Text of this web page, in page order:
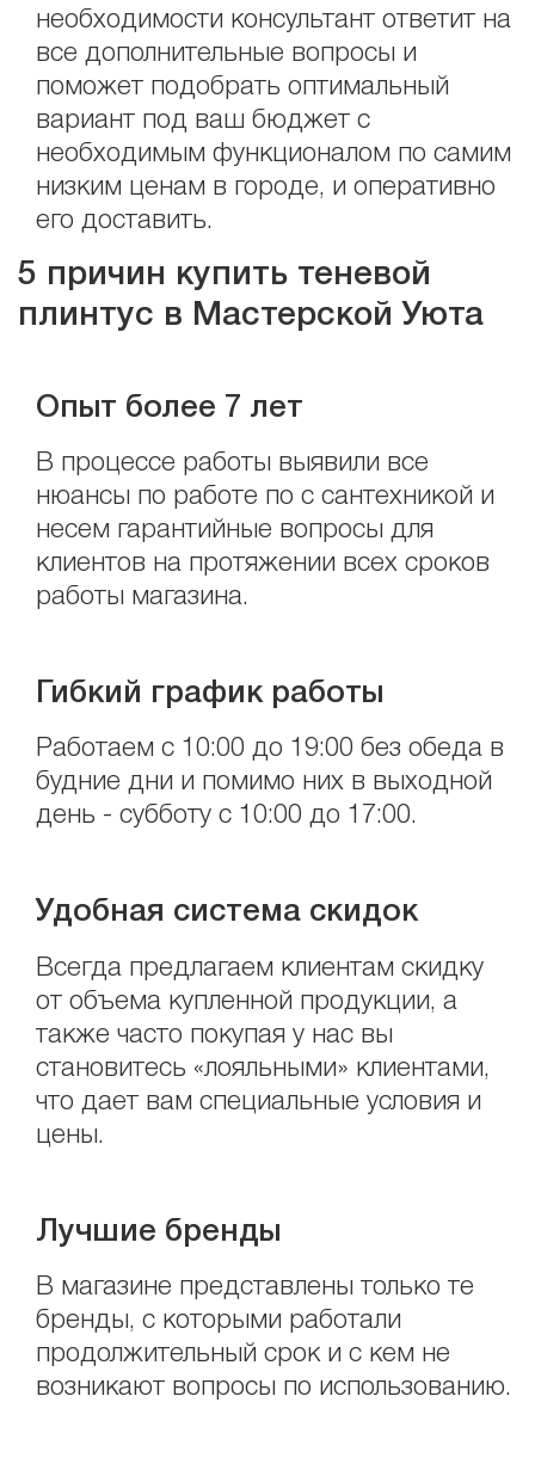
необходимости консультант ответит на
все дополнительные вопросы и
поможет подобрать оптимальный
вариант под ваш бюджет с
необходимым функционалом по самим
низким ценам в городе, и оперативно
его доставить.
5 причин купить теневой
плинтус в Мастерской Уюта
Опыт более 7 лет
В процессе работы выявили все
нюансы по работе по с сантехникой и
несем гарантийные вопросы для
клиентов на протяжении всех сроков
работы магазина.
Гибкий график работы
Работаем с 10:00 до 19:00 без обеда в
будние дни и помимо них в выходной
день - субботу с 10:00 до 17:00.
Удобная система скидок
Всегда предлагаем клиентам скидку
от объема купленной продукции, а
также часто покупая у нас вы
становитесь «лояльными» клиентами,
что дает вам специальные условия и
цены.
Лучшие бренды
В магазине представлены только те
бренды, с которыми работали
продолжительный срок и с кем не
возникают вопросы по использованию.